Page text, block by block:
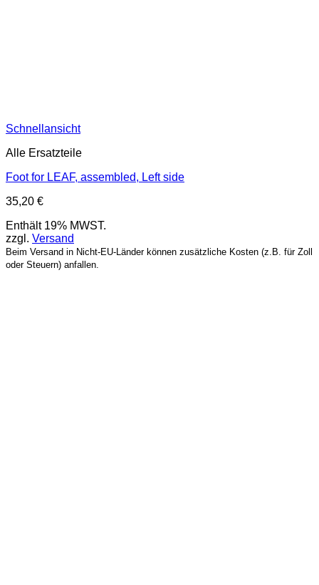
Schnellansicht
Alle Ersatzteile
Foot for LEAF, assembled, Left side
35,20 €
Enthält 19% MWST.
zzgl. Versand
Beim Versand in Nicht-EU-Länder können zusätzliche Kosten (z.B. für Zoll
oder Steuern) anfallen.